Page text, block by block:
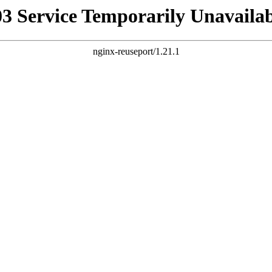
Service Temporarily
nginx-reuseport/1.21.1